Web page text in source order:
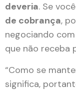
deveria. Se
de cobrança,
negociando
que não receba
“Como se
significa,